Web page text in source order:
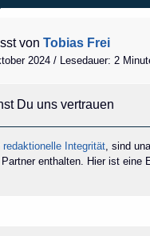
von Tobias Frei
2024 / Lesedauer: 2
Du uns vertrauen
redaktionelle Integrität, sind
Partner enthalten. Hier ist eine